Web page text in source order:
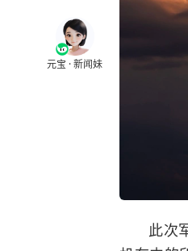
元宝 · 新闻妹
此次